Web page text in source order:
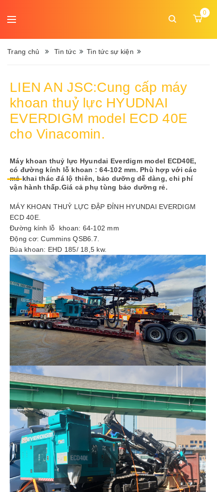
MỤC
ngữ:
chủ
Giới
thiệu
phẩm
Dịch
vụ
Tin
tức
Liên
0
Trang chủ Tin tức Tin tức sự kiện
LIEN AN JSC:Cung cấp máy
khoan thuỷ lực HYUDNAI
EVERDIGM model ECD 40E
cho Vinacomin.
Máy khoan thuỷ lực Hyundai Everdigm model ECD40E,
có đường kính lỗ khoan : 64-102 mm. Phù hợp với các
mỏ khai thác đá lộ thiên, bảo dưỡng dễ dàng, chi phí
vận hành thấp.Giá cả phụ tùng bảo dưỡng rẻ.
MÁY KHOAN THUỶ LỰC ĐẬP ĐỈNH HYUNDAI EVERDIGM
ECD 40E.
Đường kính lỗ khoan: 64-102 mm
Động cơ: Cummins QSB6.7.
Búa khoan: EHD 185/ 18,5 kw.